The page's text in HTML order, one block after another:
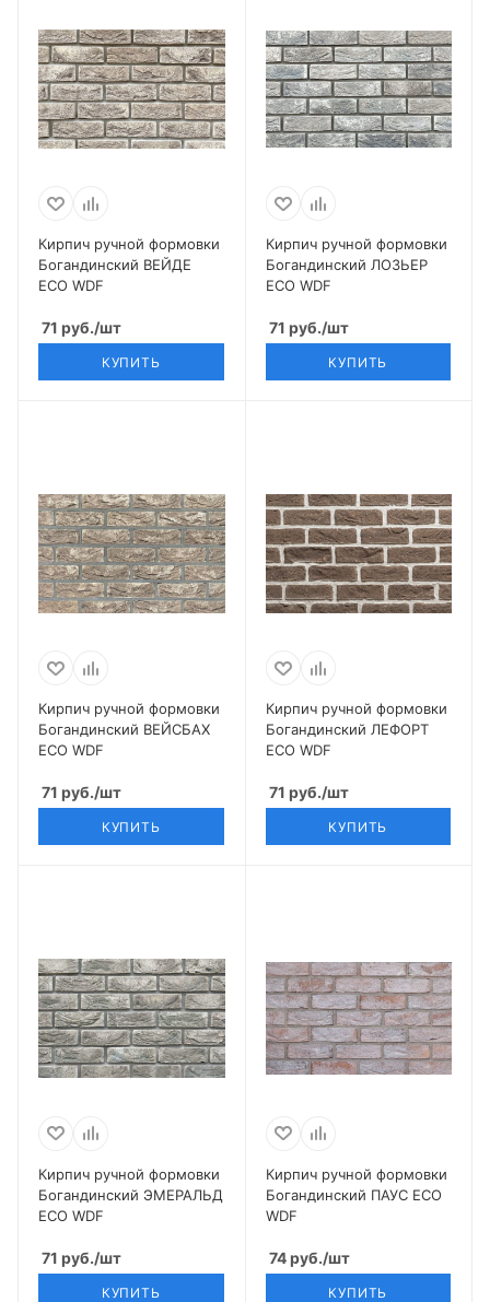
Кирпич ручной формовки
Богандинский ВЕЙДЕ
ECO WDF
71 руб./шт
КУПИТЬ
Кирпич ручной формовки
Богандинский ЛОЗЬЕР
ECO WDF
71 руб./шт
КУПИТЬ
Кирпич ручной формовки
Богандинский ВЕЙСБАХ
ECO WDF
71 руб./шт
КУПИТЬ
Кирпич ручной формовки
Богандинский ЛЕФОРТ
ECO WDF
71 руб./шт
КУПИТЬ
Кирпич ручной формовки
Богандинский ЭМЕРАЛЬД
ECO WDF
71 руб./шт
КУПИТЬ
Кирпич ручной формовки
Богандинский ПАУС ECO
WDF
74руб./шт
КУПИТЬ